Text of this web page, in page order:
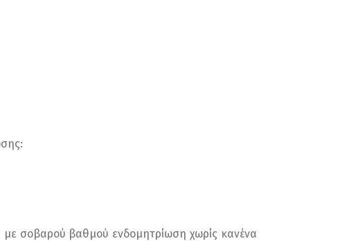
σοβαρού βαθμού ενδομητρίωση χωρίς κανένα